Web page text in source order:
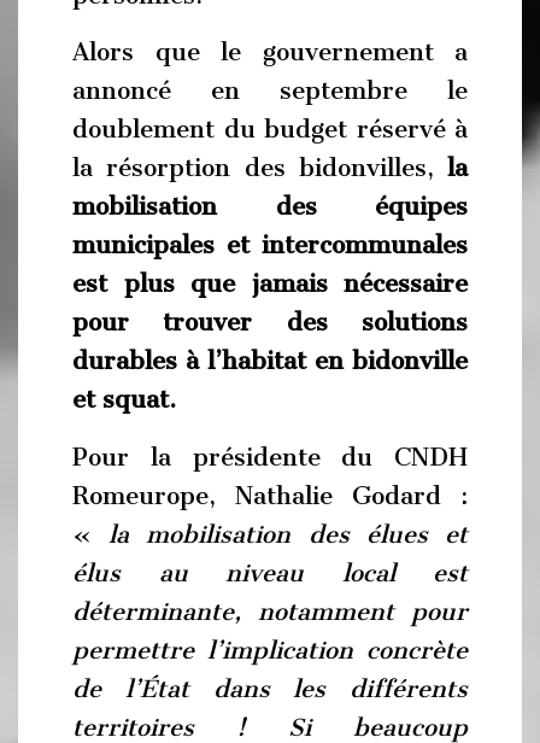
Alors que le gouvernement a
annoncé en septembre le
doublement du budget réservé à
la résorption des bidonvilles, la
mobilisation des équipes
municipales et intercommunales
est plus que jamais nécessaire
pour trouver des solutions
durables à l’habitat en bidonville
et squat.
Pour la présidente du CNDH
Romeurope, Nathalie Godard :
« la mobilisation des élues et
élus au niveau local est
déterminante, notamment pour
permettre l’implication concrète
de l’État dans les différents
territoires ! Si beaucoup